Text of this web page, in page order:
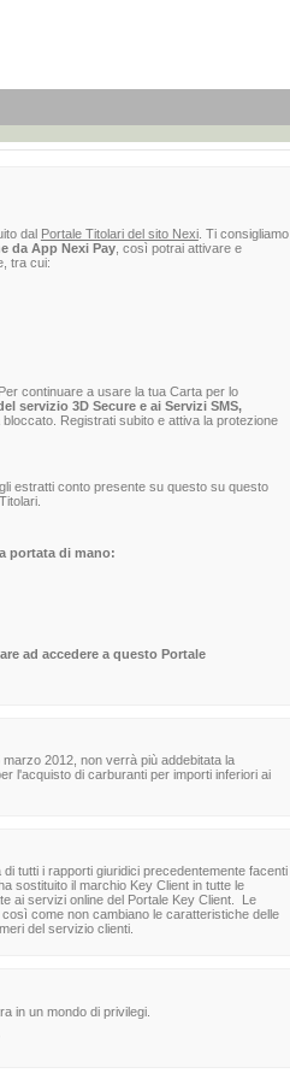
dal Portale Titolari del sito Nexi. Ti consigliamo
da App Nexi Pay, così potrai attivare e
tra cui:
Per continuare a usare la tua Carta per lo
servizio 3D Secure e ai Servizi SMS,
Registrati subito e attiva la protezione
estratti conto presente su questo su questo
portata di mano:
ad accedere a questo Portale
2012, non verrà più addebitata la
l'acquisto di carburanti per importi inferiori ai
tutti i rapporti giuridici precedentemente facenti
sostituito il marchio Key Client in tutte le
ai servizi online del Portale Key Client. Le
come non cambiano le caratteristiche delle
del servizio clienti.
in un mondo di privilegi.